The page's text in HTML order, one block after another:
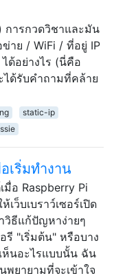
การกวดวิชาและมัน
าย / WiFi / ที่อยู่ IP
ด้อย่างไร (นี่คือ
ได้รับคำถามที่คล้าย
static-ip
เริ่มทำงาน
มื่อ Raspberry Pi
ว็บเบราว์เซอร์เปิด
ธีแก้ปัญหาง่ายๆ
รี "เริ่มต้น" หรือบาง
ห็นอะไรแบบนั้น ฉัน
พยายามที่จะเข้าใจ